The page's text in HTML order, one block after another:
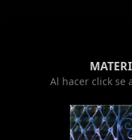
Al hacer click se